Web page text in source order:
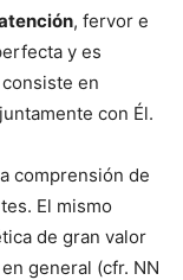
, fervor e
y es
en
con Él.
comprensión de
El mismo
de gran valor
general (cfr. NN